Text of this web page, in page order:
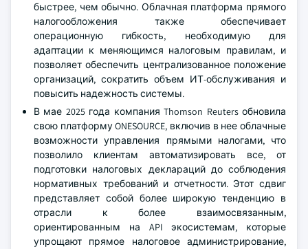
быстрее, чем обычно. Облачная платформа прямого
налогообложения также обеспечивает
операционную гибкость, необходимую для
адаптации к меняющимся налоговым правилам, и
позволяет обеспечить централизованное положение
организаций, сократить объем ИТ-обслуживания и
повысить надежность системы.
В мае 2025 года компания Thomson Reuters обновила
свою платформу ONESOURCE, включив в нее облачные
возможности управления прямыми налогами, что
позволило клиентам автоматизировать все, от
подготовки налоговых деклараций до соблюдения
нормативных требований и отчетности. Этот сдвиг
представляет собой более широкую тенденцию в
отрасли к более взаимосвязанным,
ориентированным на API экосистемам, которые
упрощают прямое налоговое администрирование,